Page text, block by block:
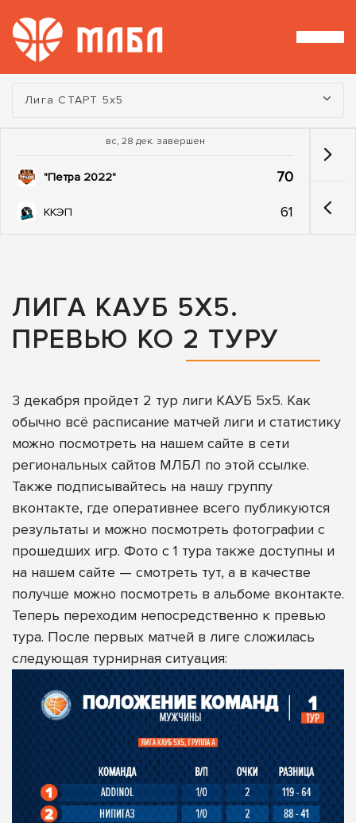
Турнир:
Лига СТАРТ 5х5
вс, 28 дек. завершен
"Петра 2022" 70
ККЭП 61
ЛИГА КАУБ 5Х5.
ПРЕВЬЮ КО 2 ТУРУ
3 декабря пройдет 2 тур лиги КАУБ 5х5. Как
обычно всё расписание матчей лиги и статистику
можно посмотреть на нашем сайте в сети
региональных сайтов МЛБЛ по этой ссылке.
Также подписывайтесь на нашу группу
вконтакте, где оперативнее всего публикуются
результаты и можно посмотреть фотографии с
прошедших игр. Фото с 1 тура также доступны и
на нашем сайте — смотреть тут, а в качестве
получше можно посмотреть в альбоме вконтакте.
Теперь переходим непосредственно к превью
тура. После первых матчей в лиге сложилась
следующая турнирная ситуация: